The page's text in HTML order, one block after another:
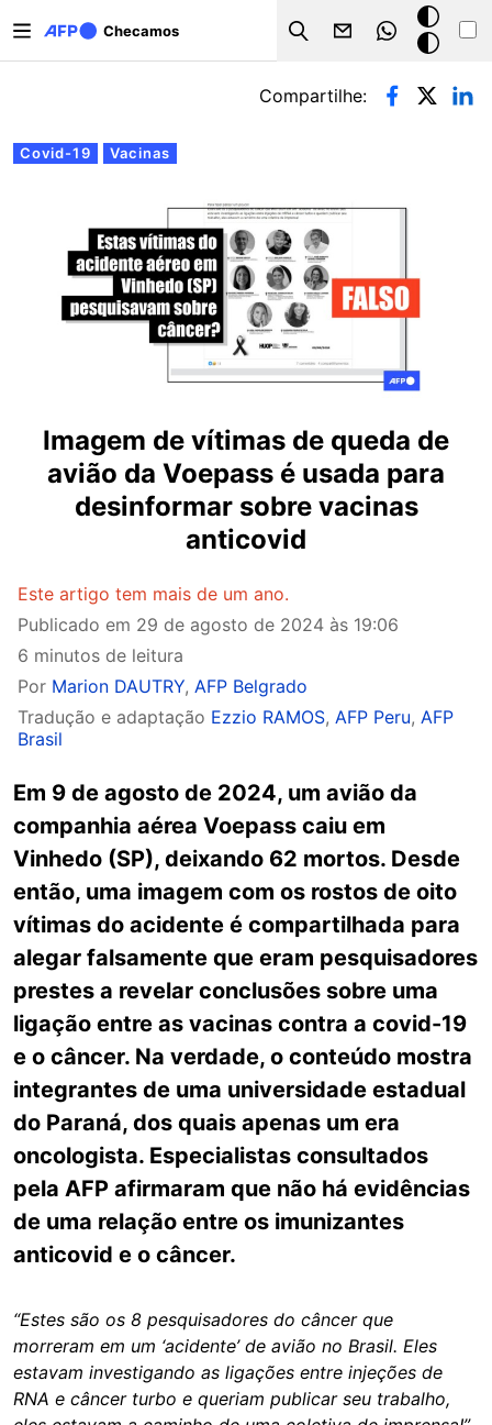
Checamos
Search
Modo
escuro
Abas primárias
Covid-19 Vacinas
Compartilhe:
Imagem de vítimas de queda de
avião da Voepass é usada para
desinformar sobre vacinas
anticovid
Este artigo tem mais de um ano.
Publicado em 29 de agosto de 2024 às 19:06
6 minutos de leitura
Por Marion DAUTRY, AFP Belgrado
Tradução e adaptação Ezzio RAMOS, AFP Peru, AFP
Brasil
Em 9 de agosto de 2024, um avião da
companhia aérea Voepass caiu em
Vinhedo (SP), deixando 62 mortos. Desde
então, uma imagem com os rostos de oito
vítimas do acidente é compartilhada para
alegar falsamente que eram pesquisadores
prestes a revelar conclusões sobre uma
ligação entre as vacinas contra a covid-19
e o câncer. Na verdade, o conteúdo mostra
integrantes de uma universidade estadual
do Paraná, dos quais apenas um era
oncologista. Especialistas consultados
pela AFP afirmaram que não há evidências
de uma relação entre os imunizantes
anticovid e o câncer.
“Estes são os 8 pesquisadores do câncer que
morreram em um ‘acidente’ de avião no Brasil. Eles
estavam investigando as ligações entre injeções de
RNA e câncer turbo e queriam publicar seu trabalho,